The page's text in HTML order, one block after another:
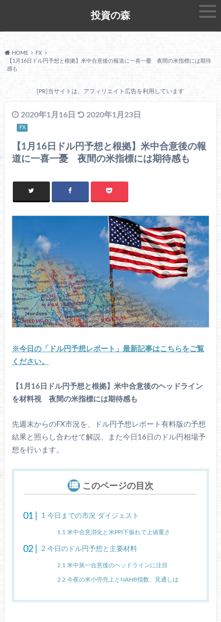
投資の森
HOME
FX
【1月16日ドル円予想と根拠】米中合意後の報道に一喜一憂 夜間の米指標には期待
感も
[PR]当サイトは、アフィリエイト広告を利用しています
2020年1月16日 2020年1月23日
FX
【1月16日ドル円予想と根拠】米中合意後の報
道に一喜一憂 夜間の米指標には期待感も
※今日の「ドル円予想レポート」最新記事はこちらをご覧
ください。
【1月16日ドル円予想と根拠】米中合意後のヘッドライン
を材料視 夜間の米指標には期待感も
先週末からのFX市況を、ドル円予想レポート有料版の予想
結果と照らし合わせて解説、また今日16日のドル円相場予
想を行います。
このページの目次
1 今日までの市況 ダイジェスト
1.1 米中合意消化と米PPI下振れで上値重さ
2今日のドル円予想と主要材料
2.1 米中第一合意後のヘッドラインに注目
2.2 今夜の米小売売上とNAHB指数、見通しは